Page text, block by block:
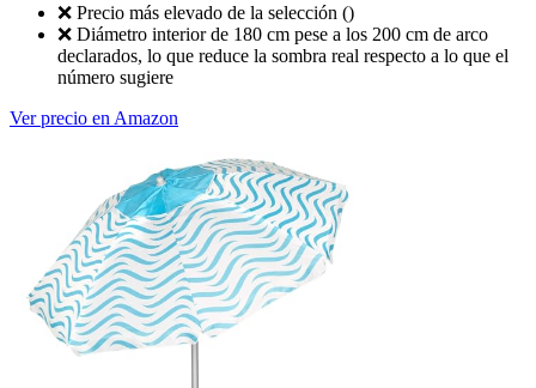
❌ Precio más elevado de la selección ()
❌ Diámetro interior de 180 cm pese a los 200 cm de arco
declarados, lo que reduce la sombra real respecto a lo que el
número sugiere
Ver precio en Amazon